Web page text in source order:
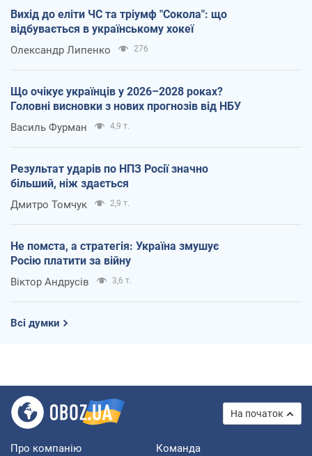
Вихід до еліти ЧС та тріумф "Сокола": що
відбувається в українському хокеї
Олександр Липенко 276
Що очікує українців у 2026–2028 роках?
Головні висновки з нових прогнозів від НБУ
Василь Фурман 4,9 т.
Результат ударів по НПЗ Росії значно
більший, ніж здається
Дмитро Томчук 2,9 т.
Не помста, а стратегія: Україна змушує
Росію платити за війну
Віктор Андрусів 3,6 т.
Всі думки
На початок
Про компанію Команда